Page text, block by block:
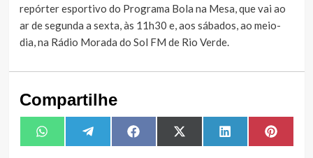
repórter esportivo do Programa Bola na Mesa, que vai ao
ar de segunda a sexta, às 11h30 e, aos sábados, ao meio-
dia, na Rádio Morada do Sol FM de Rio Verde.
Compartilhe
Share
on
WhatsAppShare
on
TelegramShare
on
FacebookShare
on
X
(Twitter)
Share
on
LinkedIn Share
on